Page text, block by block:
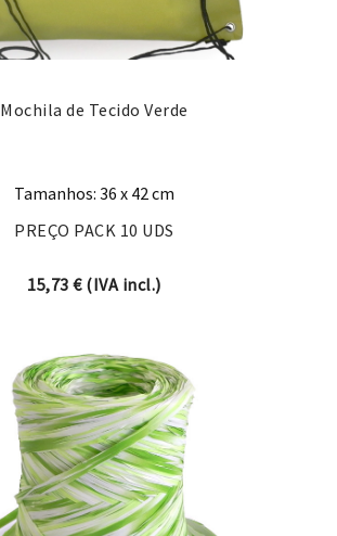
Mochila de Tecido Verde
Tamanhos: 36 x 42 cm
PREÇO PACK 10 UDS
15,73€(IVA incl.)